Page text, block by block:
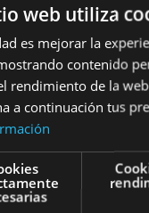
Castillos y
Arquitectura religiosa
web utiliza
es mejorar la
contenido
rendimiento de la
a continuación tus